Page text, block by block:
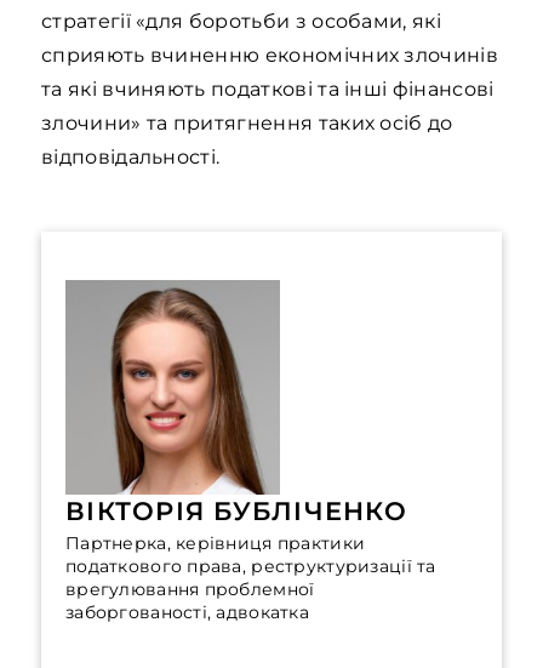
стратегії «для боротьби з особами, які
сприяють вчиненню економічних злочинів
та які вчиняють податкові та інші фінансові
злочини» та притягнення таких осіб до
відповідальності.
ВІКТОРІЯ БУБЛІЧЕНКО
Партнерка, керівниця практики
податкового права, реструктуризації та
врегулювання проблемної
заборгованості, адвокатка